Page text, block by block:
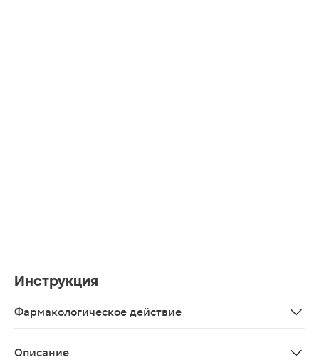
Инструкция
Фармакологическое действие
Описание